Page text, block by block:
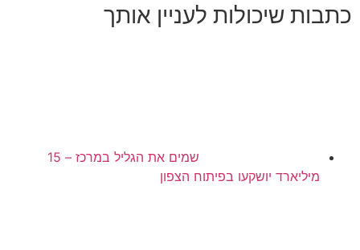
כתבות שיכולות לעניין אותך
שמים את הגליל במרכז – 15
מיליארד יושקעו בפיתוח הצפון